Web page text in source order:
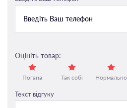
Оцініть товар:
Погана Так собі Нормально
Текст відгуку